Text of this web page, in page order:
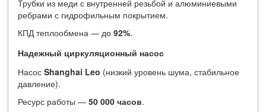
Трубки из меди с внутренней резьбой и алюминиевыми
ребрами с гидрофильным покрытием.
КПД теплообмена — до ‌ 92%‌.
Надежный циркуляционный насос
Насос ‌ Shanghai Leo ‌ (низкий уровень шума, стабильное
давление).
Ресурс работы — ‌ 50 000 часов‌.